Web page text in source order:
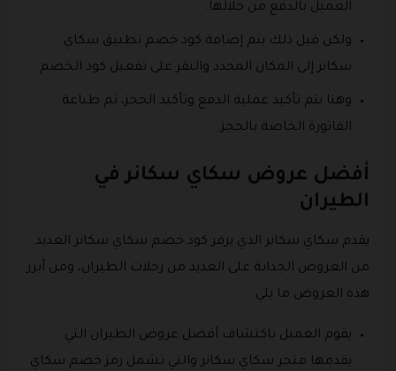
العميل بالدفع من خلالها.
ولكن قبل ذلك يتم إضافة كود خصم تطبيق سكاي
سكانر إلى المكان المحدد والنقر على تفعيل كود الخصم.
وهنا يتم تأكيد عملية الدفع وتأكيد الحجز، ثم طباعة
الفاتورة الخاصة بالحجز.
أفضل عروض سكاي سكانر في
الطيران
يقدم سكاي سكانر الذي يرفر كود خصم سكاي سكانر العديد
من العروض الجذابة على العديد من رحلات الطيران، ومن أبرز
هذه العروض ما يلي:
يقوم العميل باكتشاف أفضل عروض الطيران التي
يقدمها متجر سكاي سكانر والتي تشمل رمز خصم سكاي